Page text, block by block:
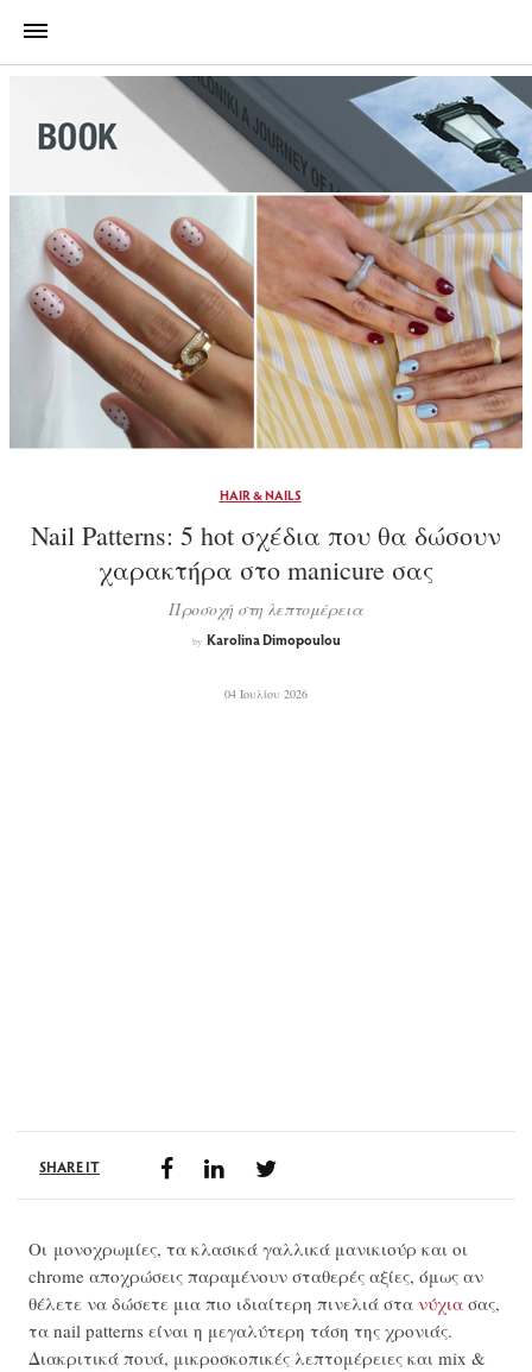
HAIR & NAILS
Nail Patterns: 5 hot σχέδια που θα δώσουν
χαρακτήρα στο manicure σας
Προσοχή στη λεπτομέρεια
by Karolina Dimopoulou
04 Ιουλίου 2026
SHARE IT
Οι μονοχρωμίες, τα κλασικά γαλλικά μανικιούρ και οι
chrome αποχρώσεις παραμένουν σταθερές αξίες, όμως αν
θέλετε να δώσετε μια πιο ιδιαίτερη πινελιά στα νύχια σας,
τα nail patterns είναι η μεγαλύτερη τάση της χρονιάς.
Διακριτικά πουά, μικροσκοπικές λεπτομέρειες και mix &